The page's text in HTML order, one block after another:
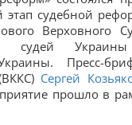
судебной
Верховного
судей
Пресс-
Сергей
прошло в